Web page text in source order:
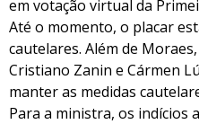
em votação virtual da
Até o momento, o placar
cautelares. Além de
Cristiano Zanin e Cármen
manter as medidas
Para a ministra, os indícios